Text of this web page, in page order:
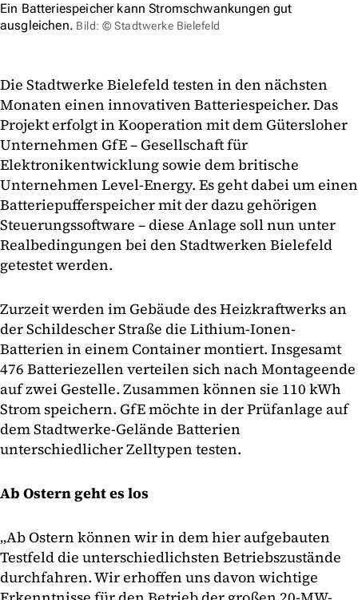
Ein Batteriespeicher kann Stromschwankungen gut
ausgleichen. Bild: © Stadtwerke Bielefeld
Die Stadtwerke Bielefeld testen in den nächsten
Monaten einen innovativen Batteriespeicher. Das
Projekt erfolgt in Kooperation mit dem Gütersloher
Unternehmen GfE – Gesellschaft für
Elektronikentwicklung sowie dem britische
Unternehmen Level-Energy. Es geht dabei um einen
Batteriepufferspeicher mit der dazu gehörigen
Steuerungssoftware – diese Anlage soll nun unter
Realbedingungen bei den Stadtwerken Bielefeld
getestet werden.
Zurzeit werden im Gebäude des Heizkraftwerks an
der Schildescher Straße die Lithium-Ionen-
Batterien in einem Container montiert. Insgesamt
476 Batteriezellen verteilen sich nach Montageende
auf zwei Gestelle. Zusammen können sie 110 kWh
Strom speichern. GfE möchte in der Prüfanlage auf
dem Stadtwerke-Gelände Batterien
unterschiedlicher Zelltypen testen.
Ab Ostern geht es los
„Ab Ostern können wir in dem hier aufgebauten
Testfeld die unterschiedlichsten Betriebszustände
durchfahren. Wir erhoffen uns davon wichtige